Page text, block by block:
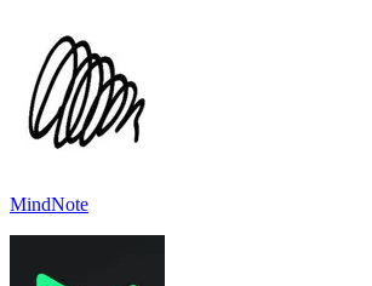
MindNote